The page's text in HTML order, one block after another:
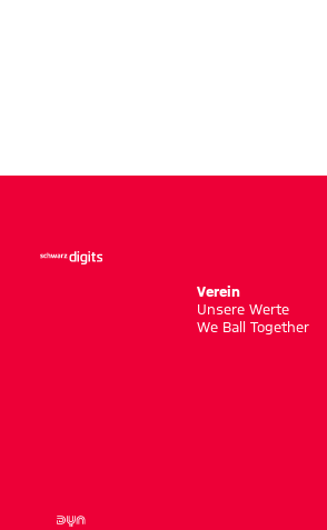
Verein
Unsere Werte
We Ball Together